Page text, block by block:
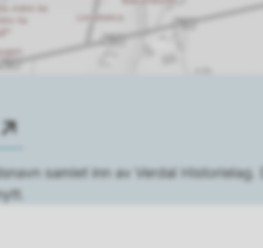
samlet inn av Verdal Historielag.